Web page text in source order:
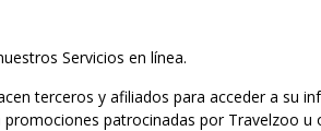
Servicios en línea.
terceros y afiliados para acceder a su
patrocinadas por Travelzoo u